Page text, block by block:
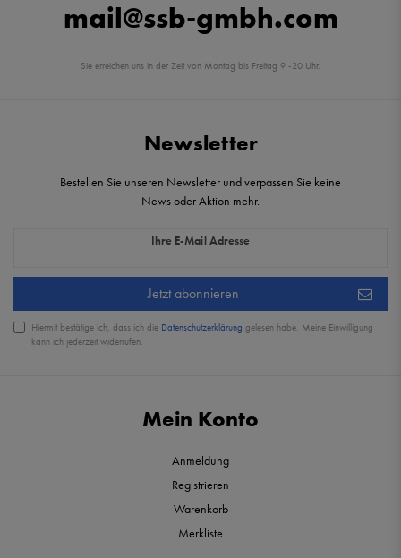
mail@ssb-gmbh.com
Sie erreichen uns in der Zeit von Montag bis Freitag 9 -20 Uhr.
Mein Konto
Anmeldung
Registrieren
Warenkorb
Merkliste
Newsletter
Bestellen Sie unseren Newsletter und verpassen Sie keine
News oder Aktion mehr.
Ihre E-Mail Adresse
Newsletter Honig
Jetzt abonnieren
Hiermit bestätige ich, dass ich die Daten­schutz­erklärung gelesen habe. Meine Einwilligung
kann ich jederzeit widerrufen.